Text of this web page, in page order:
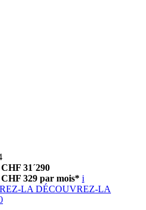
31´290
329 par mois* i
LA DÉCOUVREZ-LA